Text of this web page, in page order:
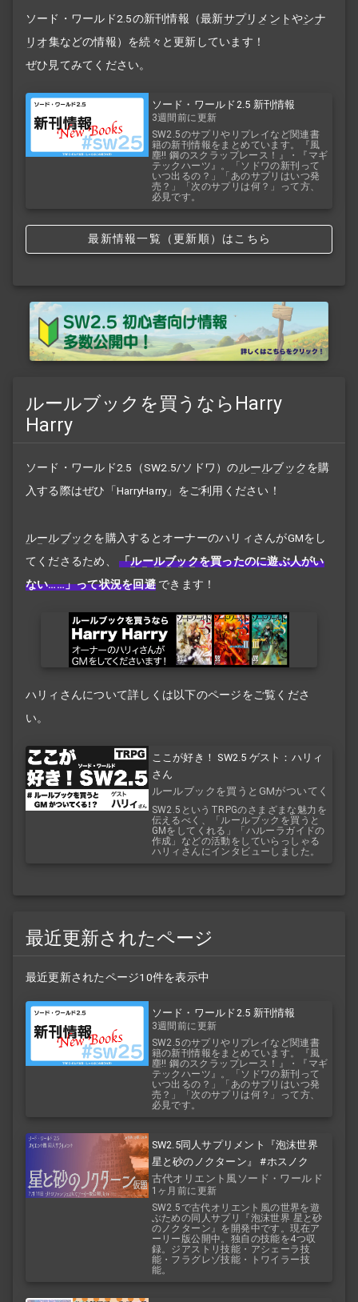
ソード・ワールド2.5の新刊情報（最新サプリメントやシナ
リオ集などの情報）を続々と更新しています！
ぜひ見てみてください。
ソード・ワールド2.5 新刊情報
3週間前に更新
SW2.5のサプリやリプレイなど関連書
籍の新刊情報をまとめています。『風
塵!! 鋼のスクラップレース！』・『マギ
テックハーツ』。「ソドワの新刊って
いつ出るの？」「あのサプリはいつ発
売？」「次のサプリは何？」って方、
必見です。
最新情報一覧（更新順）はこちら
ルールブックを買うならHarry
Harry
ソード・ワールド2.5（SW2.5/ソドワ）のルールブックを購
入する際はぜひ「HarryHarry」をご利用ください！
ルールブックを購入するとオーナーのハリィさんがGMをし
てくださるため、
「ルールブックを買ったのに遊ぶ人がい
ない……」って状況を回避 できます！
ハリィさんについて詳しくは以下のページをご覧くださ
い。
ここが好き！ SW2.5 ゲスト：ハリィ
さん
ルールブックを買うとGMがついてく
る！？
SW2.5というTRPGのさまざまな魅力を
伝えるべく、「ルールブックを買うと
GMをしてくれる」「ハルーラガイドの
作成」などの活動をしていらっしゃる
ハリィさんにインタビューしました。
最近更新されたページ
最近更新されたページ10件を表示中
ソード・ワールド2.5 新刊情報
3週間前に更新
SW2.5のサプリやリプレイなど関連書
籍の新刊情報をまとめています。『風
塵!! 鋼のスクラップレース！』・『マギ
テックハーツ』。「ソドワの新刊って
いつ出るの？」「あのサプリはいつ発
売？」「次のサプリは何？」って方、
必見です。
SW2.5同人サプリメント『泡沫世界
星と砂のノクターン』 #ホスノク
古代オリエント風ソード・ワールド
2.5
1ヶ月前に更新
SW2.5で古代オリエント風の世界を遊
ぶための同人サプリ『泡沫世界 星と砂
のノクターン』を開発中です。現在ア
ーリー版公開中。独自の技能を4つ収
録。ジアストリ技能・アシェーラ技
能・フラグレゾ技能・トワイラー技
能。